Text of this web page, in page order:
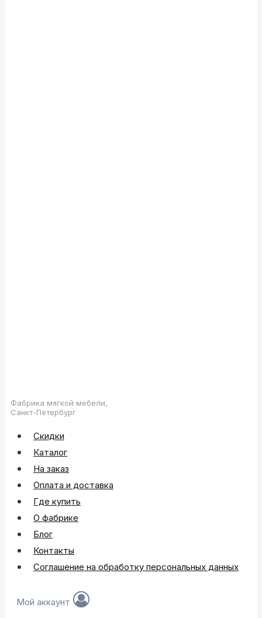
Фабрика мягкой мебели,
Санкт-Петербург
Скидки
Каталог
На заказ
Оплата и доставка
Где купить
О фабрике
Блог
Контакты
Соглашение на обработку персональных данных
Мой аккаунт